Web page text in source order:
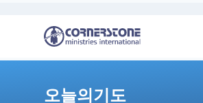
오늘의기도